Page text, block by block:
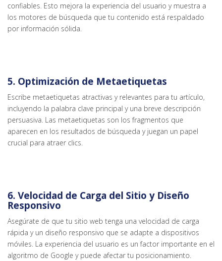
confiables. Esto mejora la experiencia del usuario y muestra a
los motores de búsqueda que tu contenido está respaldado
por información sólida.
5. Optimización de Metaetiquetas
Escribe metaetiquetas atractivas y relevantes para tu artículo,
incluyendo la palabra clave principal y una breve descripción
persuasiva. Las metaetiquetas son los fragmentos que
aparecen en los resultados de búsqueda y juegan un papel
crucial para atraer clics.
6. Velocidad de Carga del Sitio y Diseño
Responsivo
Asegúrate de que tu sitio web tenga una velocidad de carga
rápida y un diseño responsivo que se adapte a dispositivos
móviles. La experiencia del usuario es un factor importante en el
algoritmo de Google y puede afectar tu posicionamiento.